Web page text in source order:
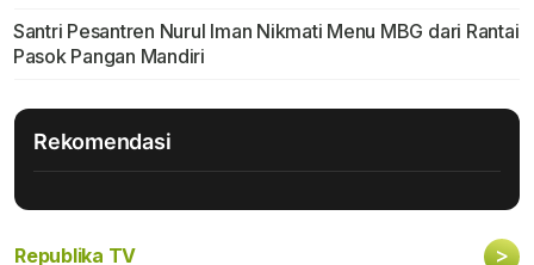
Santri Pesantren Nurul Iman Nikmati Menu MBG dari Rantai
Pasok Pangan Mandiri
Rekomendasi
Republika TV >